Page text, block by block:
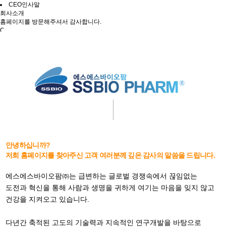
CEO인사말
회사소개
홈페이지를 방문해주셔서 감사합니다.
CEO인사말
안녕하십니까?
저희 홈페이지를 찾아주신 고객 여러분께 깊은 감사의 말씀을 드립니다.
에스에스바이오팜㈜는 급변하는 글로벌 경쟁속에서 끊임없는
도전과 혁신을 통해 사람과 생명을 귀하게 여기는 마음을 잊지 않고
건강을 지켜오고 있습니다.
다년간 축적된 고도의 기술력과 지속적인 연구개발을 바탕으로